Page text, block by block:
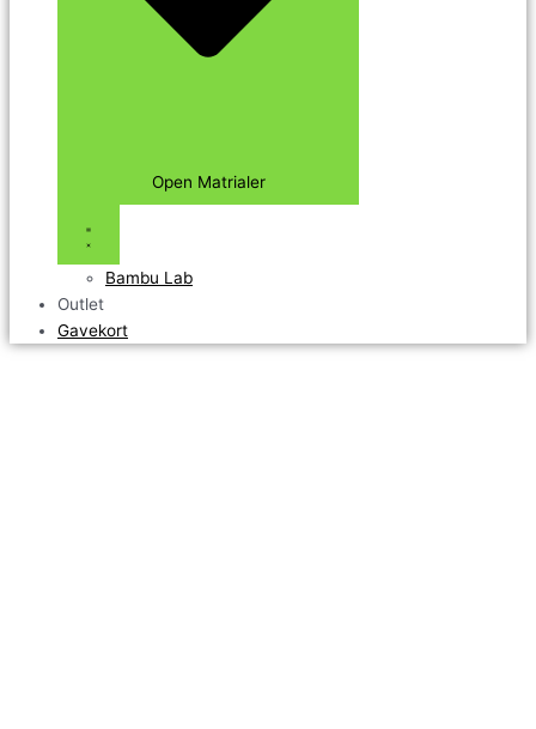
Open Matrialer
Bambu Lab
Outlet
Gavekort